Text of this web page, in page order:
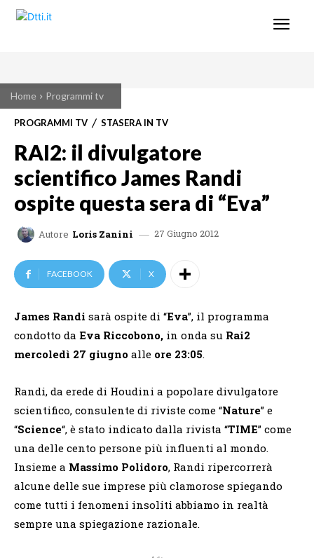
Home Programmi tv
PROGRAMMI TV STASERA IN TV
RAI2: il divulgatore
scientifico James Randi
ospite questa sera di “Eva”
Autore Loris Zanini 27 Giugno 2012
FACEBOOK X
James Randi sarà ospite di “Eva”, il programma
condotto da Eva Riccobono, in onda su Rai2
mercoledì 27 giugno alle ore 23:05.
Randi, da erede di Houdini a popolare divulgatore
scientifico, consulente di riviste come “Nature” e
“Science“, è stato indicato dalla rivista “TIME” come
una delle cento persone più influenti al mondo.
Insieme a Massimo Polidoro, Randi ripercorrerà
alcune delle sue imprese più clamorose spiegando
come tutti i fenomeni insoliti abbiamo in realtà
sempre una spiegazione razionale.